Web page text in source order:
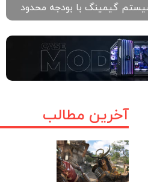
گیمینگ با بودجه محدود
آخرین مطالب